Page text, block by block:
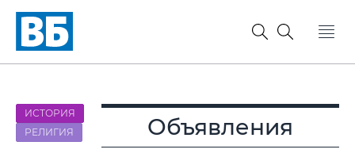
ИСТОРИЯ
РЕЛИГИЯ
Объявления